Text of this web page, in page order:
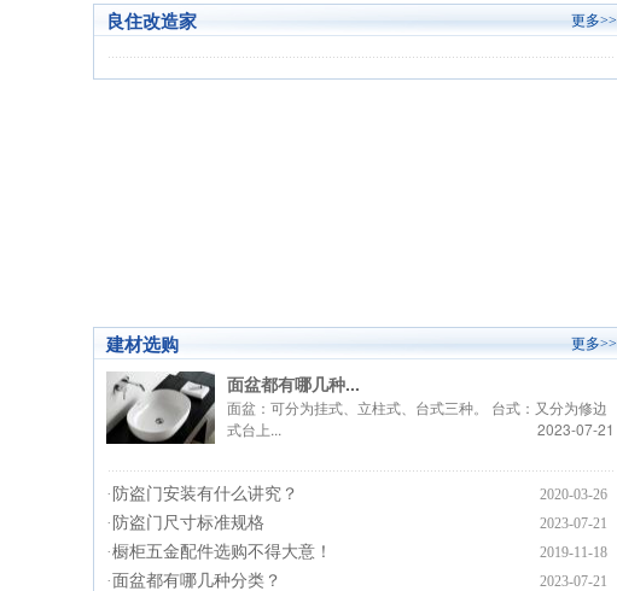
良住改造家 更多>>
建材选购 更多>>
面盆都有哪几种...
面盆：可分为挂式、立柱式、台式三种。 台式：又分为修边
式台上...
2023-07-21
· 防盗门安装有什么讲究？ 2020-03-26
· 防盗门尺寸标准规格 2023-07-21
·橱柜五金配件选购不得大意！ 2019-11-18
· 面盆都有哪几种分类？ 2023-07-21